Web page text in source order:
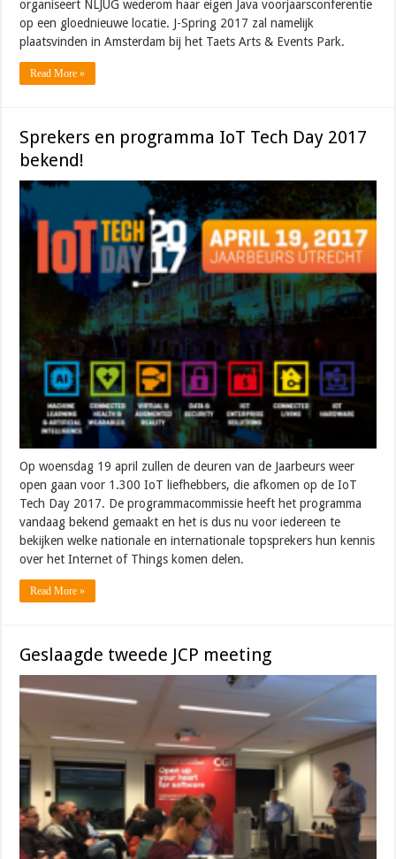
organiseert NLJUG wederom haar eigen Java voorjaarsconferentie
op een gloednieuwe locatie. J-Spring 2017 zal namelijk
plaatsvinden in Amsterdam bij het Taets Arts & Events Park.
Read More »
Sprekers en programma IoT Tech Day 2017
bekend!
Op woensdag 19 april zullen de deuren van de Jaarbeurs weer
open gaan voor 1.300 IoT liefhebbers, die afkomen op de IoT
Tech Day 2017. De programmacommissie heeft het programma
vandaag bekend gemaakt en het is dus nu voor iedereen te
bekijken welke nationale en internationale topsprekers hun kennis
over het Internet of Things komen delen.
Read More »
Geslaagde tweede JCP meeting